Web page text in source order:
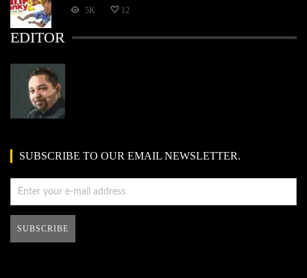
5K 12
EDITOR
SUBSCRIBE TO OUR EMAIL NEWSLETTER.